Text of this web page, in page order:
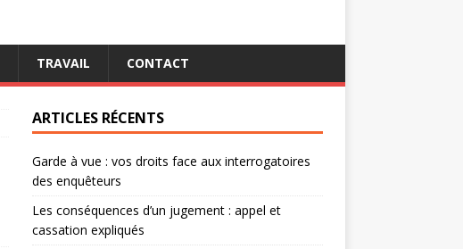
TRAVAIL CONTACT
ARTICLES RÉCENTS
Garde à vue : vos droits face aux interrogatoires
des enquêteurs
Les conséquences d’un jugement : appel et
cassation expliqués